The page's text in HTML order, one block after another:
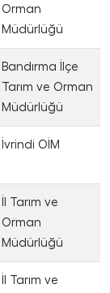
Orman
Müdürlüğü
Bandırma İlçe
Tarım ve Orman
Müdürlüğü
İvrindi OİM
İl Tarım ve
Orman
Müdürlüğü
İl Tarım ve